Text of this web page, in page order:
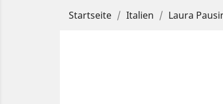
Startseite Italien Laura